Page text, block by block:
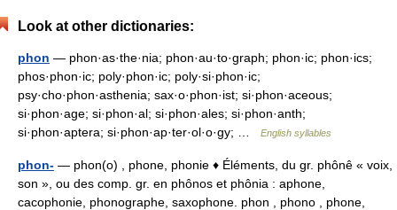
Look at other dictionaries:
phon — phon·as·the·nia; phon·au·to·graph; phon·ic; phon·ics;
phos·phon·ic; poly·phon·ic; poly·si·phon·ic;
psy·cho·phon·asthenia; sax·o·phon·ist; si·phon·aceous;
si·phon·age; si·phon·al; si·phon·ales; si·phon·anth;
si·phon·aptera; si·phon·ap·ter·ol·o·gy; …
English syllables
phon- — phon(o) , phone, phonie ♦ Éléments, du gr. phônê « voix,
son », ou des comp. gr. en phônos et phônia : aphone,
cacophonie, phonographe, saxophone. phon , phono , phone,